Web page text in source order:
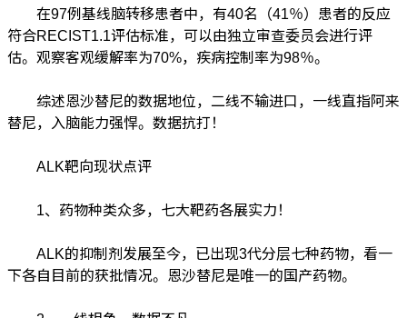
在97例基线脑转移患者中，有40名（41％）患者的反应
符合RECIST1.1评估标准，可以由独立审查委员会进行评
估。观察客观缓解率为70%，疾病控制率为98％。
综述恩沙替尼的数据地位，二线不输进口，一线直指阿来
替尼，入脑能力强悍。数据抗打！
ALK靶向现状点评
1、药物种类众多，七大靶药各展实力！
ALK的抑制剂发展至今，已出现3代分层七种药物，看一
下各自目前的获批情况。恩沙替尼是唯一的国产药物。